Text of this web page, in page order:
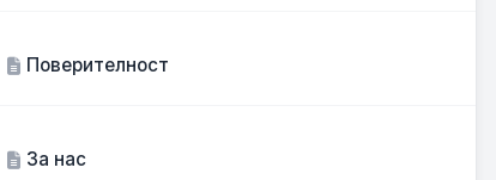
Поверителност
За нас